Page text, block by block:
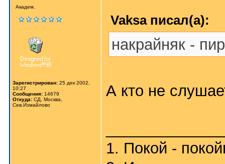
Академ.
Зарегистрирован: 25 дек 2002,
10:27
Сообщения: 14679
Откуда: СД, Москва,
Сев.Измайлово
Vaksa писал(а):
накрайняк -
А кто не
1. Покой -